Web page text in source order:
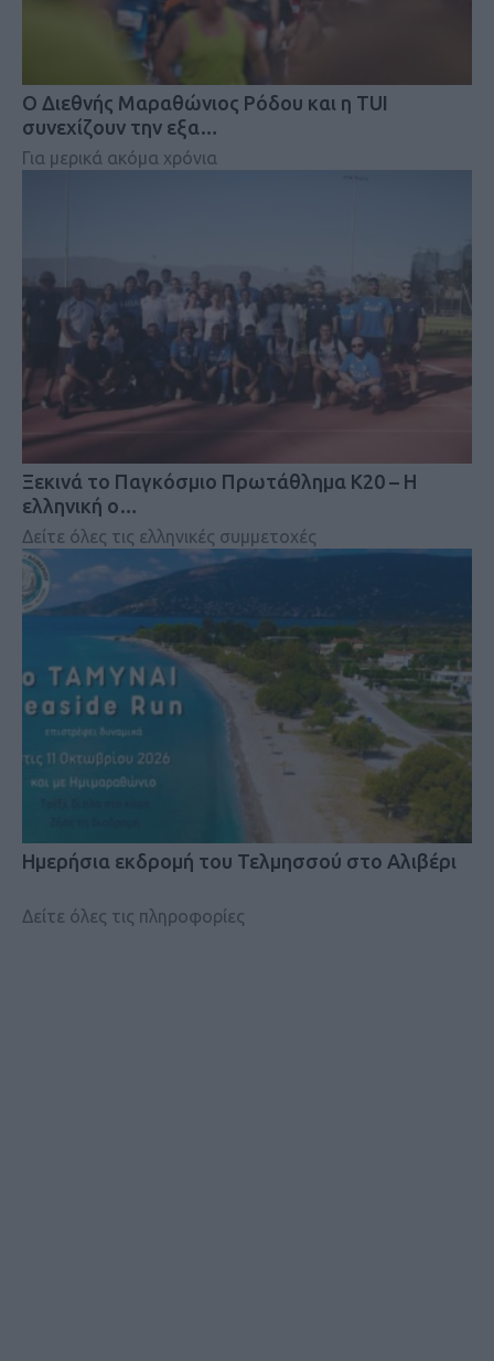
Ο Διεθνής Μαραθώνιος Ρόδου και η TUI
συνεχίζουν την εξα…
Για μερικά ακόμα χρόνια
Ξεκινά το Παγκόσμιο Πρωτάθλημα Κ20 – Η
ελληνική ο…
Δείτε όλες τις ελληνικές συμμετοχές
Ημερήσια εκδρομή του Τελμησσού στο Αλιβέρι
Δείτε όλες τις πληροφορίες